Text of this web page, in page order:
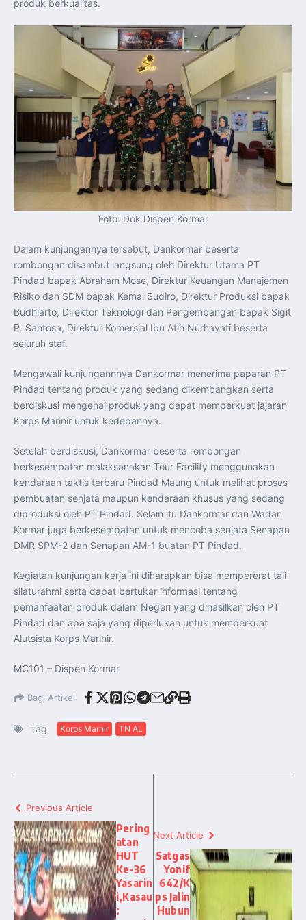
Pendaftaran MagangHub Angkatan II Batch 1 Dibuka
dan Sertifikasi Kompetensi
KASAU Bekali 154 Perwira Remaja AAU 2026, Tekankan
Integritas dan Profesionalisme sebagai Bekal
Pengabdian
Menlu Sugiono Dorong Kemitraan ASEAN–Inggris yang
Lebih Erat Hadapi Tantangan Global
Indonesia Dorong ASEAN dan Uni Eropa Perkuat
Stabilitas Global melalui Kemitraan Strategis
Menlu RI Dorong Kemitraan Ekonomi ASEAN–Korea
Selatan untuk Perkuat Ketahanan Kawasan
Kemitraan ASEAN–Kanada Perkuat Ketahanan Ekonomi,
Pangan, dan Energi Kawasan
ASEAN dan India Perkuat Ketahanan Kawasan lewat
Kerja Sama Maritim, Ekonomi, dan Kesehatan
BI Pertahankan BI-Rate 5,75 Persen untuk Jaga
Stabilitas dan Dukung Pertumbuhan Ekonomi
Kepala BGN Sudaryono Tegaskan Komitmen Perkuat
Transparansi dan Akuntabilitas Program Makan Bergizi
Gratis
Presiden Prabowo Resmi Lantik Sudaryono sebagai
Kepala Badan Gizi Nasional
produk berkualitas.
Foto: Dok Dispen Kormar
Dalam kunjungannya tersebut, Dankormar beserta
rombongan disambut langsung oleh Direktur Utama PT
Pindad bapak Abraham Mose, Direktur Keuangan Manajemen
Risiko dan SDM bapak Kemal Sudiro, Direktur Produksi bapak
Budhiarto, Direktor Teknologi dan Pengembangan bapak Sigit
P. Santosa, Direktur Komersial Ibu Atih Nurhayati beserta
seluruh staf.
Mengawali kunjungannnya Dankormar menerima paparan PT
Pindad tentang produk yang sedang dikembangkan serta
berdiskusi mengenai produk yang dapat memperkuat jajaran
Korps Marinir untuk kedepannya.
Setelah berdiskusi, Dankormar beserta rombongan
berkesempatan malaksanakan Tour Facility menggunakan
kendaraan taktis terbaru Pindad Maung untuk melihat proses
pembuatan senjata maupun kendaraan khusus yang sedang
diproduksi oleh PT Pindad. Selain itu Dankormar dan Wadan
Kormar juga berkesempatan untuk mencoba senjata Senapan
DMR SPM-2 dan Senapan AM-1 buatan PT Pindad.
Kegiatan kunjungan kerja ini diharapkan bisa mempererat tali
silaturahmi serta dapat bertukar informasi tentang
pemanfaatan produk dalam Negeri yang dihasilkan oleh PT
Pindad dan apa saja yang diperlukan untuk memperkuat
Alutsista Korps Marinir.
MC101 – Dispen Kormar
Bagi Artikel
Tag: Korps Marnir TN AL
Previous Article
Pering
atan
HUT
Ke-36
Yasarin
i,Kasau
:
Next Article
Satgas
Yonif
642/K
ps Jalin
Hubun